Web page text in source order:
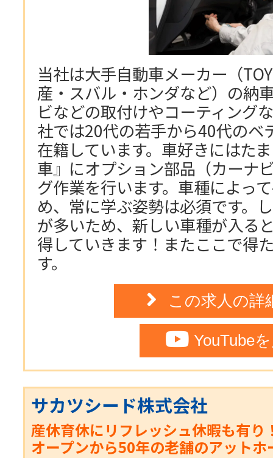
当社は大手自動車メーカー（
産・スバル・ホンダなど）の納
ビなどの取付けやコーティング
社では20代の若手から40代のベ
在籍しています。車好きにはた
車』にオプション部品（カーナ
グ作業を行います。車種によっ
め、常に学ぶ姿勢は必須です。
が多いため、新しい車種が入る
得していきます！またここで得
す。
この求人の詳
YouTube
サカツシード株式会社
産休育休にリフレッシュ休暇も有り
オープンから50年の老舗のアットホ